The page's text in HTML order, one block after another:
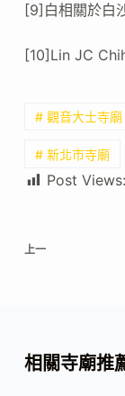
[9]白相關於白
[10]Lin JC
# 觀音大士寺廟
# 新北市寺廟
Post Views:
上一
相關寺廟推